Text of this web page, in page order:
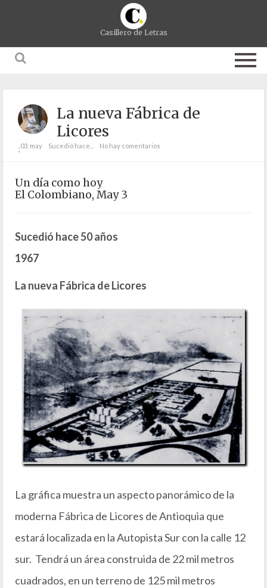
Casillero de Letras
La nueva Fábrica de
Licores
;03. may Sucedió hace... No hay comentarios
Un día como hoy
El Colombiano, May 3
Sucedió hace 50 años
1967
La nueva Fábrica de Licores
La gráfica muestra un aspecto panorámico de la
moderna Fábrica de Licores de Antioquia que
estará localizada en la Autopista Sur con la calle 12
sur. Tendrá un área construida de 22 mil metros
cuadrados, en un terreno de 125 mil metros